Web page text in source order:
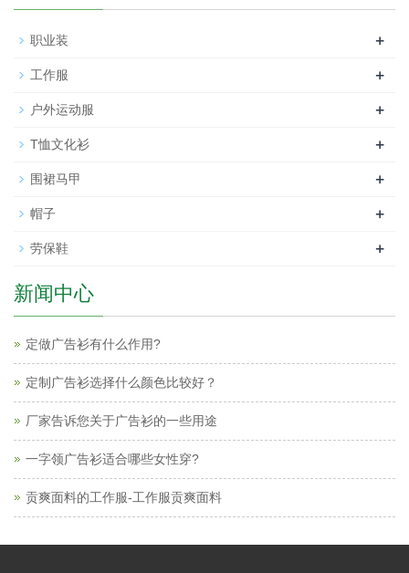
+
职业装
+
工作服
+
户外运动服
+
T恤文化衫
+
围裙马甲
+
帽子
+
劳保鞋
新闻中心
定做广告衫有什么作用?
定制广告衫选择什么颜色比较好？
厂家告诉您关于广告衫的一些用途
一字领广告衫适合哪些女性穿?
贡爽面料的工作服-工作服贡爽面料